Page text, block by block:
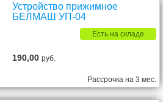
Устройство прижимное
БЕЛМАШ УП-04
Есть на складе
190,00руб.
Рассрочка на 3 мес.